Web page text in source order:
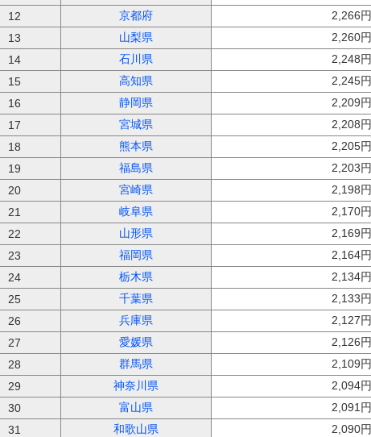
12
京都府 2,266円
13
山梨県 2,260円
14
石川県 2,248円
15
高知県 2,245円
16
静岡県 2,209円
17
宮城県 2,208円
18
熊本県 2,205円
19
福島県 2,203円
20
宮崎県 2,198円
21
岐阜県 2,170円
22
山形県 2,169円
23
福岡県 2,164円
24
栃木県 2,134円
25
千葉県 2,133円
26
兵庫県 2,127円
27
愛媛県 2,126円
28
群馬県 2,109円
29
神奈川県 2,094円
30
富山県 2,091円
31
和歌山県 2,090円